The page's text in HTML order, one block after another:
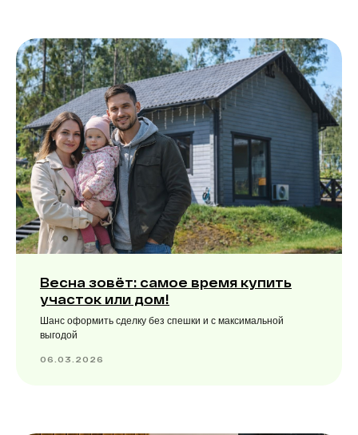
Весна зовёт: самое время купить
участок или дом!
Шанс оформить сделку без спешки и с максимальной
выгодой
06.03.2026